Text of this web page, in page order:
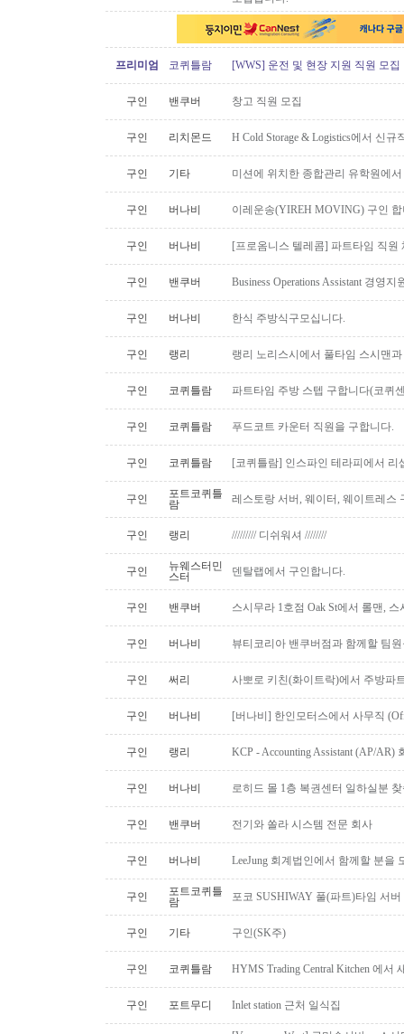
프리미엄 코퀴틀람 [WWS] 운전 및 현장 지원 직원 모집
구인 밴쿠버 창고 직원 모집
구인 리치몬드 H Cold Storage & Logistics에서 신규
구인 기타 미션에 위치한 종합관리 유학원에
구인 버나비 이레운송(YIREH MOVING) 구인
구인 버나비 [프로옴니스 텔레콤] 파트타임 직원
구인 밴쿠버 Business Operations Assistant 경영
구인 버나비 한식 주방식구모십니다.
구인 랭리 랭리 노리스시에서 풀타임 스시맨
구인 코퀴틀람 파트타임 주방 스텝 구합니다(코퀴
구인 코퀴틀람 푸드코트 카운터 직원을 구합니다.
구인 코퀴틀람 [코퀴틀람] 인스파인 테라피에서 리
구인
포트코퀴틀
람
레스토랑 서버, 웨이터, 웨이트레스
구인 랭리 ///////// 디쉬워셔 ////////
구인
뉴웨스터민
스터
덴탈랩에서 구인합니다.
구인 밴쿠버 스시무라 1호점 Oak St에서 롤맨,
구인 버나비 뷰티코리아 밴쿠버점과 함께할 팀
구인 써리 사뽀로 키친(화이트락)에서 주방파
구인 버나비 [버나비] 한인모터스에서 사무직
구인 랭리 KCP - Accounting Assistant (AP/
구인 버나비 로히드 몰 1층 복권센터 일하실분
구인 밴쿠버 전기와 쏠라 시스템 전문 회사
구인 버나비 LeeJung 회계법인에서 함께할 분을
구인
포트코퀴틀
람
포코 SUSHIWAY 풀(파트)타임 서버
구인 기타 구인(SK주)
구인 코퀴틀람 HYMS Trading Central Kitchen 에
구인 포트무디 Inlet station 근처 일식집